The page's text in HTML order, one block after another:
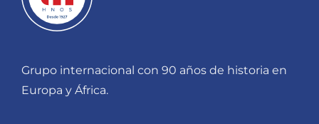
Grupo internacional con 90 años de historia en
Europa y África.